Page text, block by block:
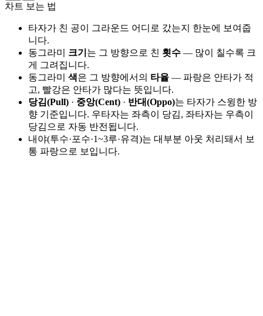
차트 보는 법
타자가 친 공이 그라운드 어디로 갔는지 한눈에 보여줍
니다.
동그라미 크기 는 그 방향으로 친 횟수 — 많이 칠수록 크
게 그려집니다.
동그라미 색은 그 방향에서의 타율 — 파랑은 안타가 적
고, 빨강은 안타가 많다는 뜻입니다.
당김(Pull) · 중앙(Cent) · 반대(Oppo)는 타자가 스윙한 방
향 기준입니다. 우타자는 좌측이 당김, 좌타자는 우측이
당김으로 자동 반전됩니다.
내야(투수·포수·1~3루·유격)는 대부분 아웃 처리돼서 보
통 파랑으로 보입니다.